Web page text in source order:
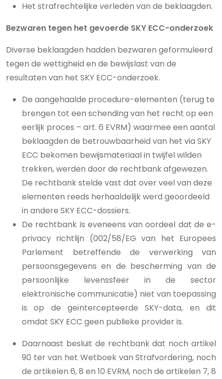
Het strafrechtelijke verleden van de beklaagden.
Bezwaren tegen het gevoerde SKY ECC-onderzoek
Diverse beklaagden hadden bezwaren geformuleerd
tegen de wettigheid en de bewijslast van de
resultaten van het SKY ECC-onderzoek.
De aangehaalde procedure-elementen (terug te
brengen tot een schending van het recht op een
eerlijk proces – art. 6 EVRM) waarmee een aantal
beklaagden de betrouwbaarheid van het via SKY
ECC bekomen bewijsmateriaal in twijfel wilden
trekken, werden door de rechtbank afgewezen.
De rechtbank stelde vast dat over veel van deze
elementen reeds herhaaldelijk werd geoordeeld
in andere SKY ECC-dossiers.
De rechtbank is eveneens van oordeel dat de e-
privacy richtlijn (002/58/EG van het Europees
Parlement betreffende de verwerking van
persoonsgegevens en de bescherming van de
persoonlijke levenssfeer in de sector
elektronische communicatie) niet van toepassing
is op de geïntercepteerde SKY-data, en dit
omdat SKY ECC geen publieke provider is.
Daarnaast besluit de rechtbank dat noch artikel
90 ter van het Wetboek van Strafvordering, noch
de artikelen 6, 8 en 10 EVRM, noch de artikelen 7, 8